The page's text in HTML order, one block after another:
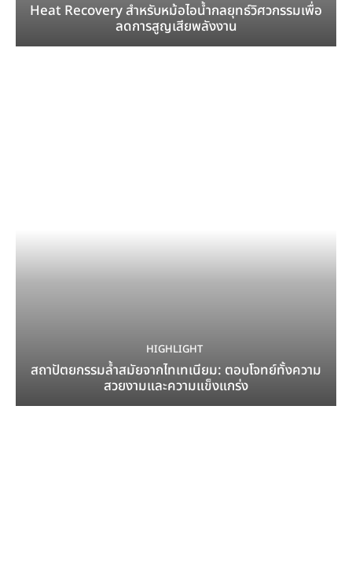
Heat Recovery สำหรับหม้อไอน้ำกลยุทธ์วิศวกรรมเพื่อ
ลดการสูญเสียพลังงาน
HIGHLIGHT
สถาปัตยกรรมล้ำสมัยจากไทเทเนียม: ตอบโจทย์ทั้งความ
สวยงามและความแข็งแกร่ง